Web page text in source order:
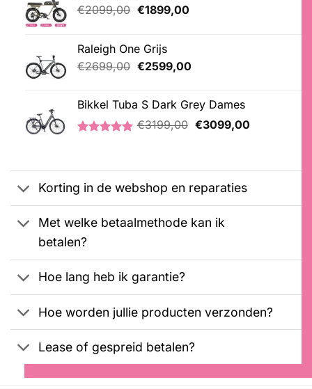
€2099,00 Oorspronkelijke
€2099,00.
€1899,00Huidige
Raleigh One Grijs
€2699,00 Oorspronkelijke
€2699,00.
€2599,00Huidige
€2599,00.
Bikkel Tuba S Dark Grey Dames
klantbeoordeling
€3199,00 Oorspronkelijke
€3099,00Huidige
Korting in de webshop en reparaties
Met welke betaalmethode kan ik
betalen?
Hoe lang heb ik garantie?
Hoe worden jullie producten verzonden?
Lease of gespreid betalen?